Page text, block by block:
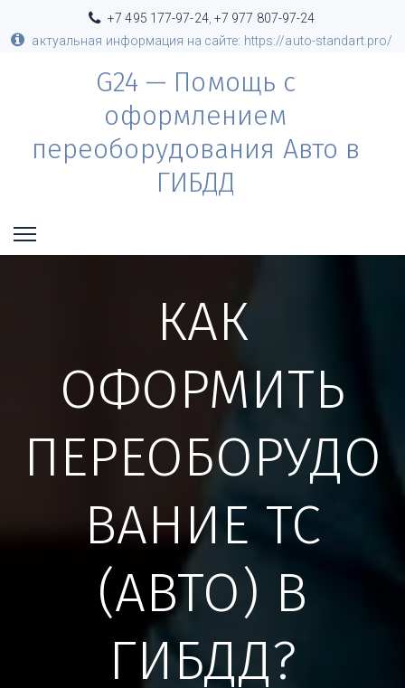
+7 495 177-97-24, +7 977 807-97-24
актуальная информация на сайте: https://auto-standart.pro/
G24 — Помощь с
оформлением
переоборудования Авто в
ГИБДД
КАК
ОФОРМИТЬ
ПЕРЕОБОРУДО
ВАНИЕ ТС
(АВТО) В
ГИБДД?